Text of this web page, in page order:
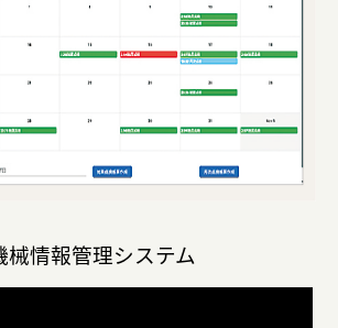
械情報管理システム